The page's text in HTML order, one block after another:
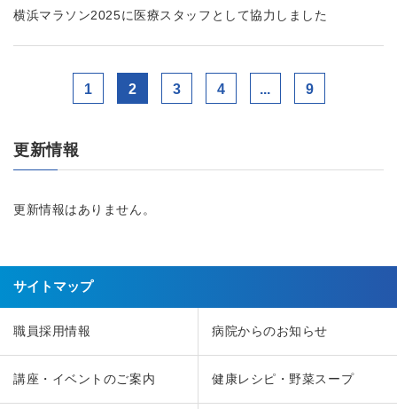
横浜マラソン2025に医療スタッフとして協力しました
1 2 3 4 ... 9
更新情報
更新情報はありません。
サイトマップ
職員採用情報 病院からのお知らせ
講座・イベントのご案内 健康レシピ・野菜スープ